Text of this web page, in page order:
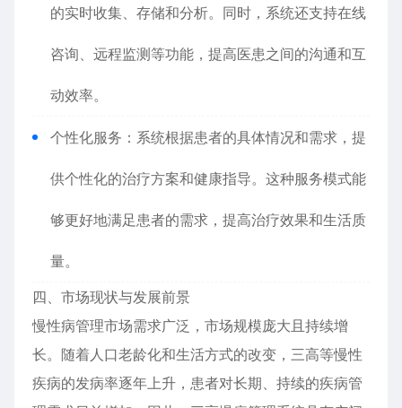
的实时收集、存储和分析。同时，系统还支持在线
咨询、远程监测等功能，提高医患之间的沟通和互
动效率。
个性化服务：系统根据患者的具体情况和需求，提
供个性化的治疗方案和健康指导。这种服务模式能
够更好地满足患者的需求，提高治疗效果和生活质
量。
四、市场现状与发展前景
慢性病管理市场需求广泛，市场规模庞大且持续增
长。随着人口老龄化和生活方式的改变，三高等慢性
疾病的发病率逐年上升，患者对长期、持续的疾病管